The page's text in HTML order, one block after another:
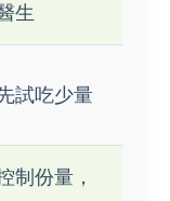
生
試吃少量
制份量，